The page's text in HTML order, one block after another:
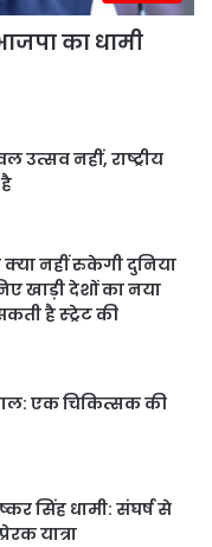
का धामी
उत्सव नहीं, राष्ट्रीय
क्या नहीं रुकेगी दुनिया
खाड़ी देशों का नया
है स्ट्रेट की
एक चिकित्सक की
सिंह धामी: संघर्ष से
यात्रा